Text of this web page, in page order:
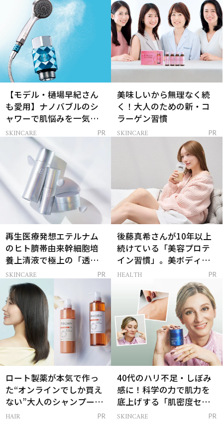
【モデル・樋場早紀さん
も愛用】ナノバブルのシ
ャワーで肌悩みを一気に
解決
SKINCARE PR
美味しいから無理なく続
く！大人のための新・コ
ラーゲン習慣
SKINCARE PR
再生医療発想エテルナム
のヒト臍帯由来幹細胞培
養上清液で極上の「透明
感ハリ肌」へ
SKINCARE PR
後藤真希さんが10年以上
続けている「美容プロテ
イン習慣」。美ボディを
支える朝ルーティンと
HEALTH PR
ロート製薬が本気で作っ
た“オンラインでしか買え
ない”大人のシャンプー＆
トリートメントって？
HAIR PR
40代のハリ不足・しぼみ
感に！科学の力で肌力を
底上げする「肌密度セラ
ム」
SKINCARE PR